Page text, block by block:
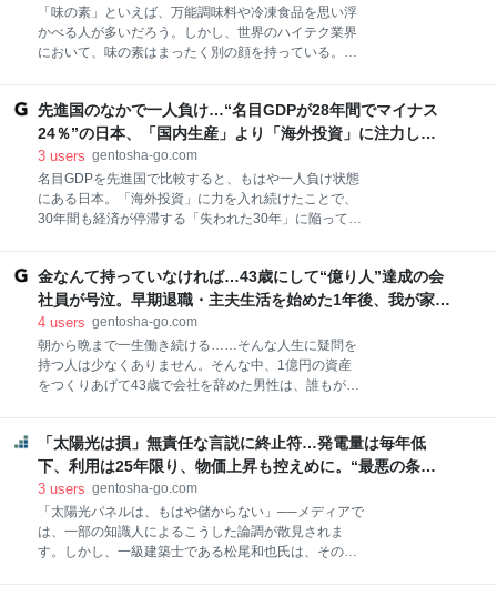
刊、Amazonにて好評発売中！ データで読み解く「日
本経済」のリアル【エンタメ・スポーツ・事件編】 宅
森昭吉（著）＋ゴールドオンライン（編集） データで
ド・おもしろジンクス編】 宅森昭吉（著）＋ゴールド
オンライン（編集） 富裕層の資産承継と相続税 富裕層
の相続戦略
「味の素」といえば、万能調味料や冷凍食品を思い浮
かべる人が多いだろう。しかし、世界のハイテク業界
において、味の素はまったく別の顔を持っている。味
おり、その世界シェアほぼ100％という驚異的な独占
状態を築いている。田宮寛之氏の著書『日本人が知ら
ない!! 世界シェアNo.1のすごい日本企業』（プレジ
デント社）より、味の素が半導体材料を手がける理由
と、成長を続ける同社の強さに迫る。 ゴールドオンラ
イン新書最新刊、Amazonにて好評発売中！ データで
（編集） データで読み解く「日本経済」のリアル【季
節＆気象・マインド・おもしろジンクス編】 宅森昭吉
（著）＋ゴールドオンライン（編集） 富裕層の資産承
継と相続税
先進国のなかで一人負け…“名目GDPが28年間でマイナス
24％”の日本、「国内生産」より「海外投資」に注力し過
ぎた末の悲劇 | ゴールドオンライン
3 users gentosha-go.com
名目GDPを先進国で比較すると、もはや一人負け状態
にある日本。「海外投資」に力を入れ続けたことで、
30年間も経済が停滞する「失われた30年」に陥ってし
た。同じものづくりの国で明暗を分けた理由とは。本
記事では、岩本晃一氏の著書『高く売れるものだけ作
るドイツ人、いいものを安く売ってしまう日本人』
（朝日新聞出版）より、日独の経済パフォーマンス
を、さまざまなデータをもとに比較・解説する。 ゴー
ルドオンライン新書最新刊、Amazonにて好評発売
ライン（編集） シリーズ既刊本も好評発売中 → 紹介
ページはコチラ！ 先進国で一人負けの日本━━各国
GDP比較 日本とドイツのマクロ・ミクロの経済パフォ
ーマンスの比較に
金なんて持っていなければ…43歳にして“億り人”達成の会
社員が号泣。早期退職・主夫生活を始めた1年後、我が家に
たったひとり「ポツン」のワケ | ゴールドオンライン
4 users gentosha-go.com
朝から晩まで一生働き続ける……そんな人生に疑問を
持つ人は少なくありません。そんな中、1億円の資産
をつくりあげて43歳で会社を辞めた男性は、誰もが夢
です。見ていきましょう。 夢の早期退職で“自由”を手
に入れた43歳会社員 「もう満員電車に揺られたくな
い」「仕事なんてしたくない」――そんな思いを抱い
た経験がある人も多いでしょう。 Aさん（仮名・43
歳）もその一人でした。都内の中小企業で管理職を務
め、年収は1,000万円近く。妻と小学生の娘がいる、
「太陽光は損」無責任な言説に終止符…発電量は毎年低
下、利用は25年限り、物価上昇も控えめに。“最悪の条
件”を重ねて計算しても「312万円の利益」が出る理由【一
級建築士が解説】｜資産形成ゴールドオンライン
3 users gentosha-go.com
「太陽光パネルは、もはや儲からない」──メディアで
は、一部の知識人によるこうした論調が散見されま
す。しかし、一級建築士である松尾和也氏は、その多